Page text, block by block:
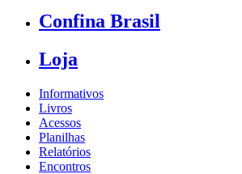
Confina Brasil
Loja
Informativos
Livros
Acessos
Planilhas
Relatórios
Encontros